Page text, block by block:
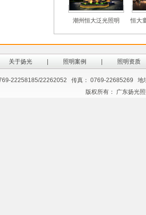
潮州恒大泛光照明 恒大
关于扬光 照明案例 照明资质
22258185/22262052 传真： 0769-22685269 地
版权所有： 广东扬光